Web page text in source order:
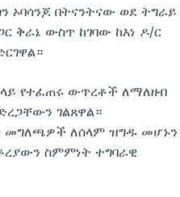
ኦባሳንጆ በትናንትናው ወደ ትግራይ
ቅራኔ ውስጥ ከገባው ከእነ ዶ/ር
ላይ የተፈጠሩ ውጥረቶች ለማለዘብ
ገልጸዋል።
ለሰላም ዝግዱ መሆኑን
ስምምነት ተግባራዊ